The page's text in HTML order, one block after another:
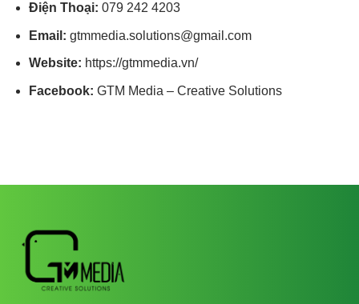
Điện Thoại: 079 242 4203
Email: gtmmedia.solutions@gmail.com
Website: https://gtmmedia.vn/
Facebook: GTM Media – Creative Solutions